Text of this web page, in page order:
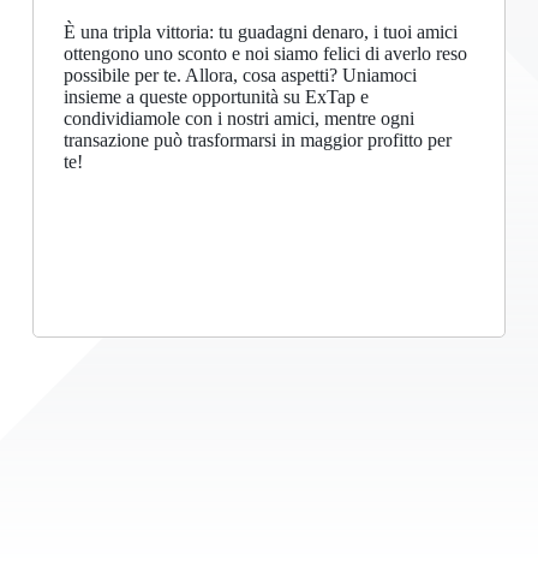
È una tripla vittoria: tu guadagni denaro, i tuoi amici
ottengono uno sconto e noi siamo felici di averlo reso
possibile per te. Allora, cosa aspetti? Uniamoci
insieme a queste opportunità su ExTap e
condividiamole con i nostri amici, mentre ogni
transazione può trasformarsi in maggior profitto per
te!